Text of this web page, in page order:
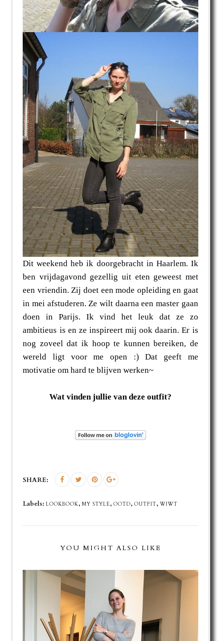
Dit weekend heb ik doorgebracht in Haarlem. Ik
ben vrijdagavond gezellig uit eten geweest met
een vriendin. Zij doet een mode opleiding en gaat
in mei afstuderen. Ze wilt daarna een master gaan
doen in Parijs. Ik vind het leuk dat ze zo
ambitieus is en ze inspireert mij ook daarin. Er is
nog zoveel dat ik hoop te kunnen bereiken, de
wereld ligt voor me open :) Dat geeft me
motivatie om hard te blijven werken~
Wat vinden jullie van deze outfit?
SHARE:
Labels:LOOKBOOK,MY STYLE,OOTD,OUTFIT,WIWT
YOU MIGHT ALSO LIKE